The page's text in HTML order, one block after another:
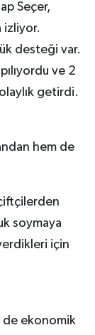
Seçer,
izliyor.
desteği var.
ve 2
getirdi.
hem de
soymaya
için
de ekonomik